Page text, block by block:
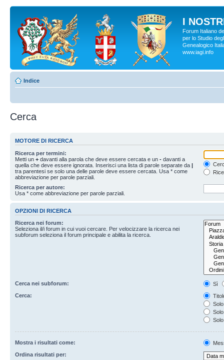
I
Forum Italiano
per lo Studio
Genealogico
www.iagi.info
Indice
Cerca
MOTORE DI RICERCA
Ricerca per termini:
Metti un + davanti alla parola che deve essere cercata e un - davanti a
quella che deve essere ignorata. Inserisci una lista di parole separate da |
tra parentesi se solo una delle parole deve essere cercata. Usa * come
abbreviazione per parole parziali.
Ricerca per autore:
Usa * come abbreviazione per parole parziali.
OPZIONI DI RICERCA
Ricerca nei forum:
Seleziona il/i forum in cui vuoi cercare. Per velocizzare la ricerca nei
subforum seleziona il forum principale e abilita la ricerca.
Cerca nei subforum:
Sì
Cerca:
Mostra i risultati come:
Ordina risultati per: